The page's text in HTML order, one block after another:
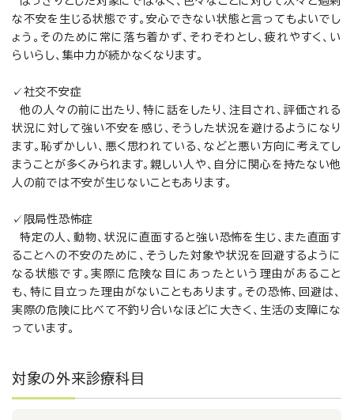
な不安を生じる状態です。安心できない状態と言ってもよいでし
ょう。そのために常に落ち着かず、そわそわとし、疲れやすく、い
らいらし、集中力が続かなくなります。
✓社交不安症
他の人々の前に出たり、特に話をしたり、注目され、評価される
状況に対して強い不安を感じ、そうした状況を避けるようになり
ます。恥ずかしい、悪く思われている、などと悪い方向に考えてし
まうことが多くみられます。親しい人や、自分に関心を持たない他
人の前では不安が生じないこともあります。
✓限局性恐怖症
特定の人、動物、状況に直面すると強い恐怖を生じ、また直面す
ることへの不安のために、そうした対象や状況を回避するように
なる状態です。実際に危険な目にあったという理由があること
も、特に目立った理由がないこともあります。その恐怖、回避は、
実際の危険に比べて不釣り合いなほどに大きく、生活の支障にな
っています。
対象の外来診療科目